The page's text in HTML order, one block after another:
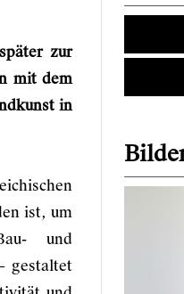
zur
mit dem
in
ist, um
und
gestaltet